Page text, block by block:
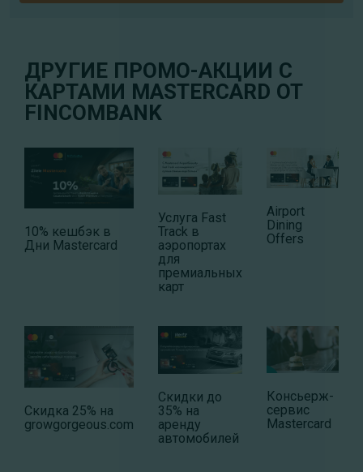
ДРУГИЕ ПРОМО-АКЦИИ С
КАРТАМИ MASTERCARD ОТ
FINCOMBANK
10% кешбэк в
Дни Mastercard
Услуга Fast
Track в
аэропортах
для
премиальных
карт
Airport
Dining
Offers
Cкидка 25% на
growgorgeous.com
Скидки до
35% на
аренду
автомобилей
Консьерж-
сервис
Mastercard